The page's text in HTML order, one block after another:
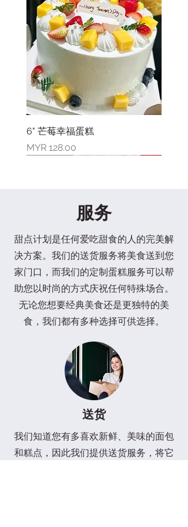
6" 芒莓幸福蛋糕
價格
MYR 128.00
6" 莓满幸福蛋糕
價格
MYR 128.00
4" 草莓开心果巴斯克芝士蛋糕
價格
MYR 48.00
6" 草莓开心果巴斯克芝士蛋糕
價格
MYR 88.00
母亲节限量礼盒
一般價格
MYR 108.00促銷價格
MYR 88.00
8"水果花束蛋糕
價格
MYR 168.00
4" 芒果蓝莓花漾蛋糕
價格
MYR 68.00
2" 小熊三宝蛋糕
價格
MYR 88.00
6"爸爸王座蛋糕
價格
MYR 128.00
6寸爸爸奖状蛋糕
價格
MYR 108.00
6"香印葡萄蛋糕
價格
MYR 128.00
6" 向日葵花蛋糕
價格
MYR 128.00
6"康乃馨花束蛋糕
一般價格
MYR 128.00促銷價格
MYR 118.00
六六大顺礼盒 (素食)
價格
MYR 142.00
六六大顺礼盒
價格
MYR 128.00
喜乐套装(素食)
價格
MYR 42.00
服务
甜点计划是任何爱吃甜食的人的完美解
决方案。我们的送货服务将美食送到您
家门口，而我们的定制蛋糕服务可以帮
助您以时尚的方式庆祝任何特殊场合。
无论您想要经典美食还是更独特的美
食，我们都有多种选择可供选择。
送货
我们知道您有多喜欢新鲜、美味的面包
和糕点，因此我们提供送货服务，将它